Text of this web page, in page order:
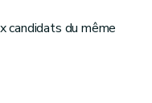
candidats du même